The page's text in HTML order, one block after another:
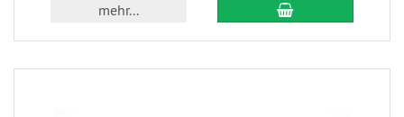
mehr...